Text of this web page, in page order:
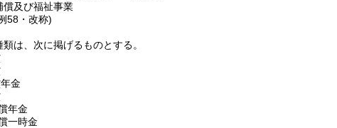
償及び福祉事業
58・改称)
は、次に掲げるものとする。
金
年金
一時金